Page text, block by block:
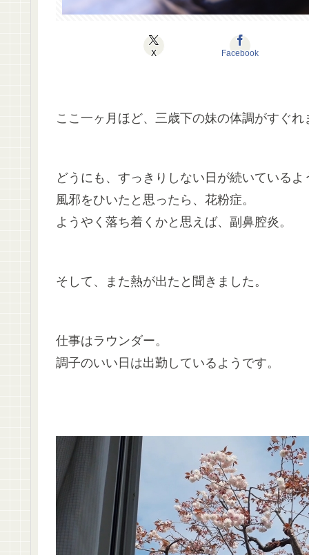
X Facebook
ここ一ヶ月ほど、三歳下の妹の体調がすぐれ
どうにも、すっきりしない日が続いているよ
風邪をひいたと思ったら、花粉症。
ようやく落ち着くかと思えば、副鼻腔炎。
そして、また熱が出たと聞きました。
仕事はラウンダー。
調子のいい日は出勤しているようです。